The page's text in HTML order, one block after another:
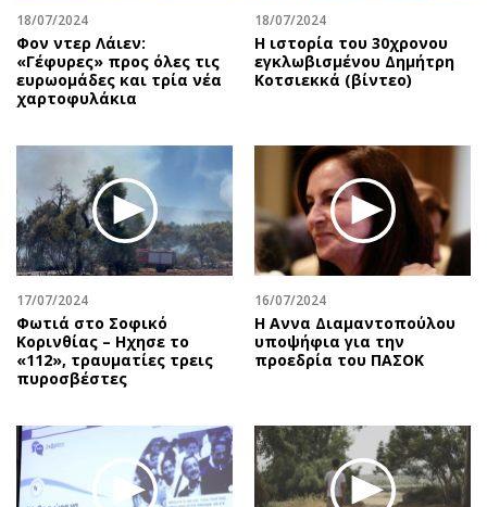
18/07/2024
Φον ντερ Λάιεν:
«Γέφυρες» προς όλες τις
ευρωομάδες και τρία νέα
χαρτοφυλάκια
18/07/2024
Η ιστορία του 30χρονου
εγκλωβισμένου Δημήτρη
Κοτσιεκκά (βίντεο)
17/07/2024
Φωτιά στο Σοφικό
Κορινθίας – Ηχησε το
«112», τραυματίες τρεις
πυροσβέστες
16/07/2024
Η Αννα Διαμαντοπούλου
υποψήφια για την
προεδρία του ΠΑΣΟΚ